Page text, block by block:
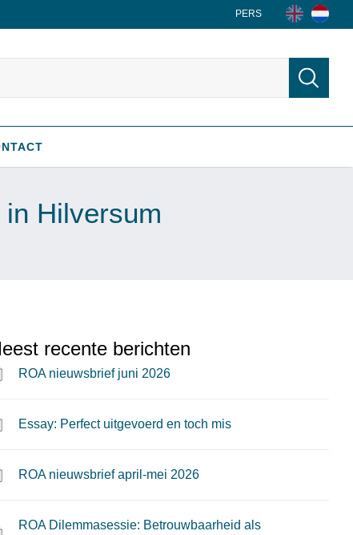
PERS
Hilversum
recente berichten
ROA nieuwsbrief juni 2026
Essay: Perfect uitgevoerd en toch mis
ROA nieuwsbrief april-mei 2026
ROA Dilemmasessie: Betrouwbaarheid als